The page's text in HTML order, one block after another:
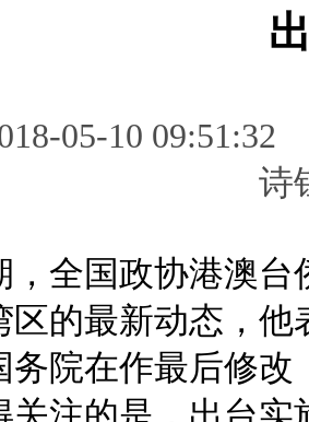
05-10
国政协港澳台
区的最新动态，
务院在作最后修